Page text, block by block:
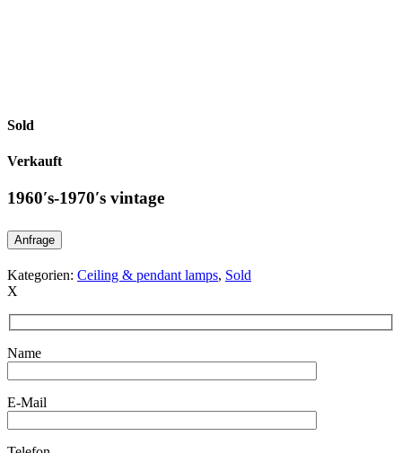
Sold
Verkauft
1960′s-1970′s vintage
Anfrage
Kategorien: Ceiling & pendant lamps, Sold
X
Name
E-Mail